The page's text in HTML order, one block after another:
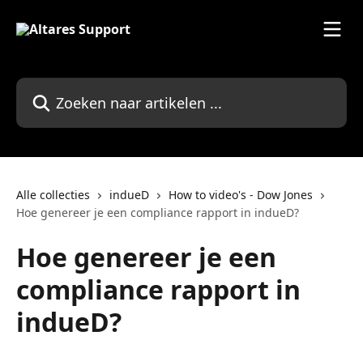
Zoeken naar artikelen ...
Alle collecties indueD
How to video's - Dow Jones
Hoe genereer je een compliance rapport in indueD?
Hoe genereer je een
compliance rapport in
indueD?